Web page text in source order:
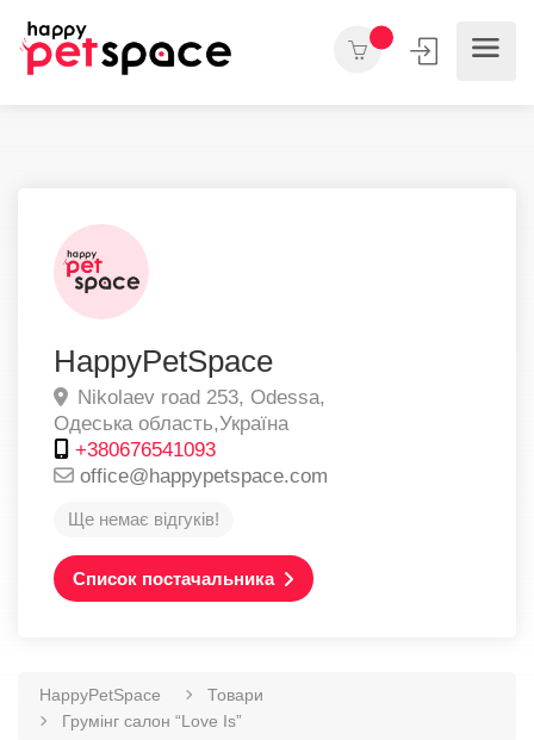
HappyPetSpace
Nikolaev road 253, Odessa,
Одеська область,Україна
+380676541093
office@happypetspace.com
Ще немає відгуків!
Список постачальника
HappyPetSpace
Товари
Грумінг салон “Love Is”